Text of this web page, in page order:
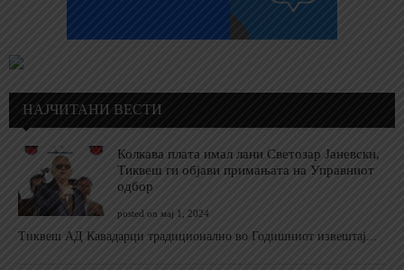
НАЈЧИТАНИ ВЕСТИ
Колкава плата имал лани Светозар Јаневски,
Тиквеш ги објави примањата на Управниот
одбор
posted on мај 1, 2024
Тиквеш АД Кавадарци традиционално во Годишниот извештај...